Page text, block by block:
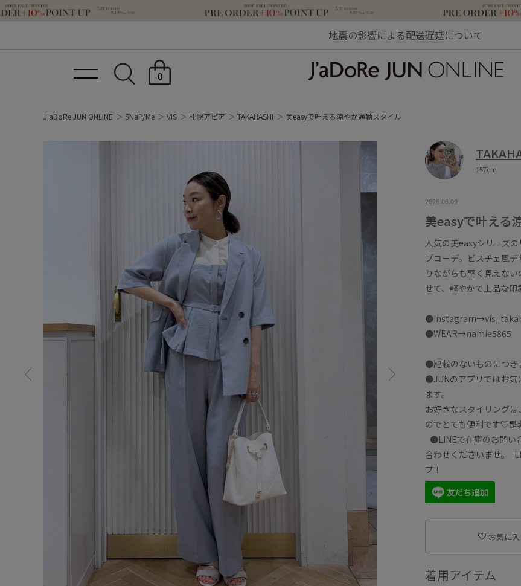
地震の影響による配送遅延について
0
J'aDoRe JUN ONLINE SNaP/Me VIS 札幌アピア TAKAHASHI 美easyで叶える涼やか通勤スタイル
157cm
2026.06.09
美easyで叶える
人気の美easyシリーズ
プコーデ。ビスチェ風
りながらも堅く見えな
せて、軽やかで上品な印
●WEAR→namie5865
●記載のないものにつき
●JUNのアプリではお気
ます。
お好きなスタイリング
のでとても便利です♡是
●LINEで在庫のお問い
合わせくださいませ。
プ！
お気に
着用アイテム